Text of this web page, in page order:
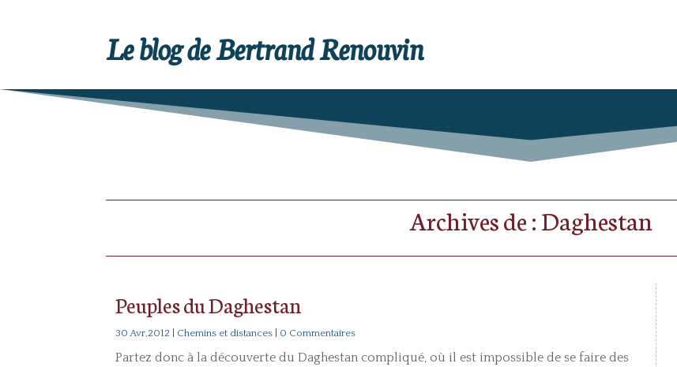
Le blog de Bertrand Renouvin
Archives de : Daghestan
Peuples du Daghestan
30 Avr,2012 Chemins et distances | 0 Commentaires
Partez donc à la découverte du Daghestan compliqué, où il est impossible de se faire des